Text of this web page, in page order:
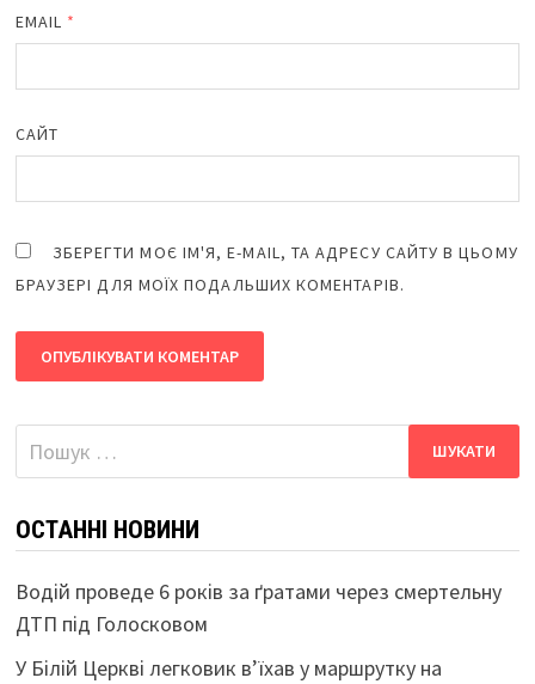
EMAIL *
САЙТ
ЗБЕРЕГТИ МОЄ ІМ'Я, E-MAIL, ТА АДРЕСУ САЙТУ В ЦЬОМУ
БРАУЗЕРІ ДЛЯ МОЇХ ПОДАЛЬШИХ КОМЕНТАРІВ.
Пошук:
ОСТАННІ НОВИНИ
Водій проведе 6 років за ґратами через смертельну
ДТП під Голосковом
У Білій Церкві легковик в’їхав у маршрутку на